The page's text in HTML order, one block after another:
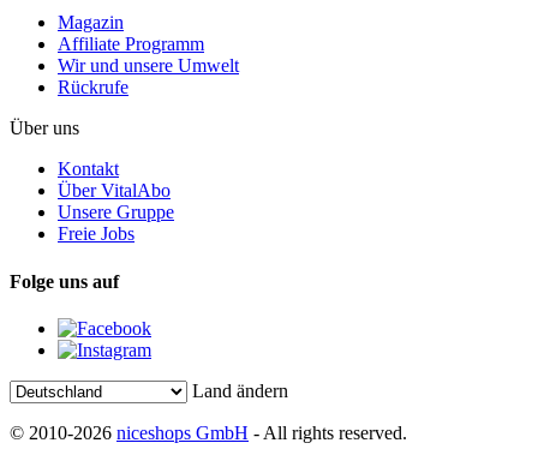
Magazin
Affiliate Programm
Wir und unsere Umwelt
Rückrufe
Über uns
Kontakt
Über VitalAbo
Unsere Gruppe
Freie Jobs
Folge uns auf
Land ändern
© 2010-2026 niceshops GmbH - All rights reserved.